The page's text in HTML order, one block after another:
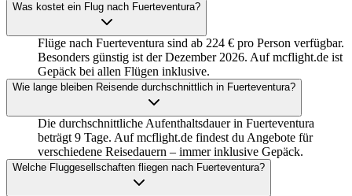
Was kostet ein Flug nach Fuerteventura?
Flüge nach Fuerteventura sind ab 224 € pro Person verfügbar.
Besonders günstig ist der Dezember 2026. Auf mcflight.de ist
Gepäck bei allen Flügen inklusive.
Wie lange bleiben Reisende durchschnittlich in Fuerteventura?
Die durchschnittliche Aufenthaltsdauer in Fuerteventura
beträgt 9 Tage. Auf mcflight.de findest du Angebote für
verschiedene Reisedauern – immer inklusive Gepäck.
Welche Fluggesellschaften fliegen nach Fuerteventura?